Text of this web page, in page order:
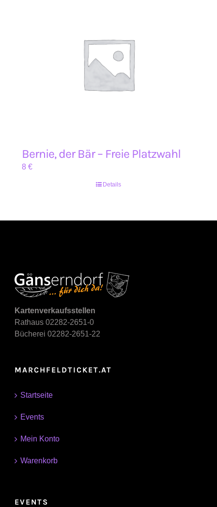
Bernie, der Bär – Freie Platzwahl
8 €
Details
Kartenverkaufsstellen
Rathaus 02282-2651-0
Bücherei 02282-2651-22
MARCHFELDTICKET.AT
Startseite
Events
Mein Konto
Warenkorb
EVENTS